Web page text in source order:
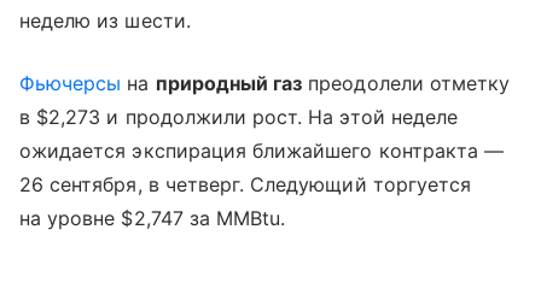
неделю из шести.
Фьючерсы на природный газ преодолели отметку
в $2,273 и продолжили рост. На этой неделе
ожидается экспирация ближайшего контракта —
26 сентября, в четверг. Следующий торгуется
на уровне $2,747 за MMBtu.